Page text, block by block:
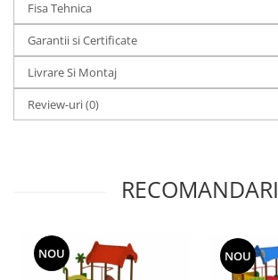
Fisa Tehnica
Garantii si Certificate
Livrare Si Montaj
Review-uri(0)
RECOMANDARI
NOU NOU